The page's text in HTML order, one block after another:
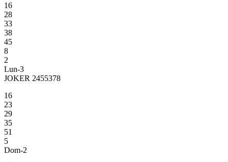
16
28
33
38
45
8
2
Lun-3
JOKER 2455378
16
23
29
35
51
5
Dom-2